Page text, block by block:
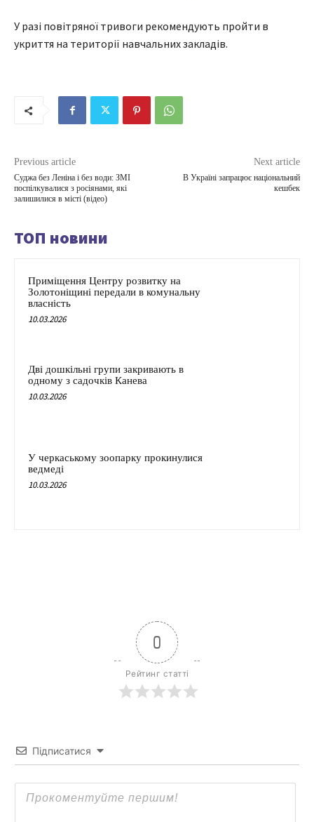
У разі повітряної тривоги рекомендують пройти в
укриття на території навчальних закладів.
Previous article
Суджа без Леніна і без води: ЗМІ
поспілкувалися з росіянами, які
залишилися в місті (відео)
Next article
В Україні запрацює національний
кешбек
ТОП новини
Приміщення Центру розвитку на
Золотоніщині передали в комунальну
власність
10.03.2026
Дві дошкільні групи закривають в
одному з садочків Канева
10.03.2026
У черкаському зоопарку прокинулися
ведмеді
10.03.2026
0
Рейтинг статті
Підписатися